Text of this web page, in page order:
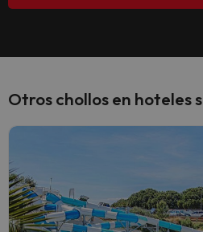
Otros chollos en hoteles